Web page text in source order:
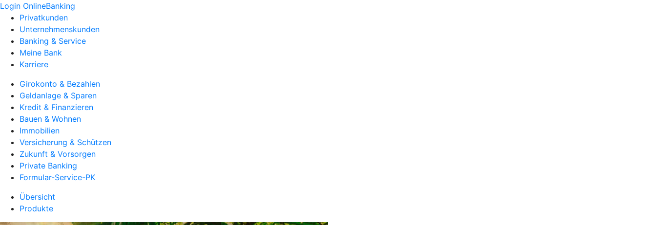
Login OnlineBanking
Privatkunden
Unternehmenskunden
Banking & Service
Meine Bank
Karriere
Girokonto & Bezahlen
Geldanlage & Sparen
Kredit & Finanzieren
Bauen & Wohnen
Immobilien
Versicherung & Schützen
Zukunft & Vorsorgen
Private Banking
Formular-Service-PK
Übersicht
Produkte